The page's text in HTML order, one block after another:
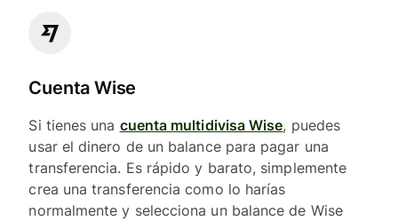
Cuenta Wise
Si tienes una cuenta multidivisa Wise, puedes
usar el dinero de un balance para pagar una
transferencia. Es rápido y barato, simplemente
crea una transferencia como lo harías
normalmente y selecciona un balance de Wise